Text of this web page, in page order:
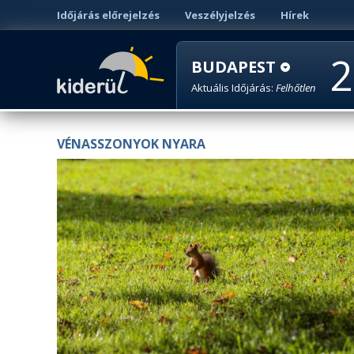
Időjárás előrejelzés Veszélyjelzés Hírek
BUDAPEST
Aktuális Időjárás: Felhőtlen
VÉNASSZONYOK NYARA